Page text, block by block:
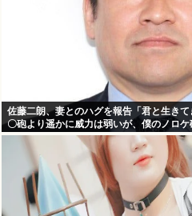
佐藤二朗、妻とのハグを報告「君と生き
〇砲より遥かに威力は弱いが、僕のノロケ